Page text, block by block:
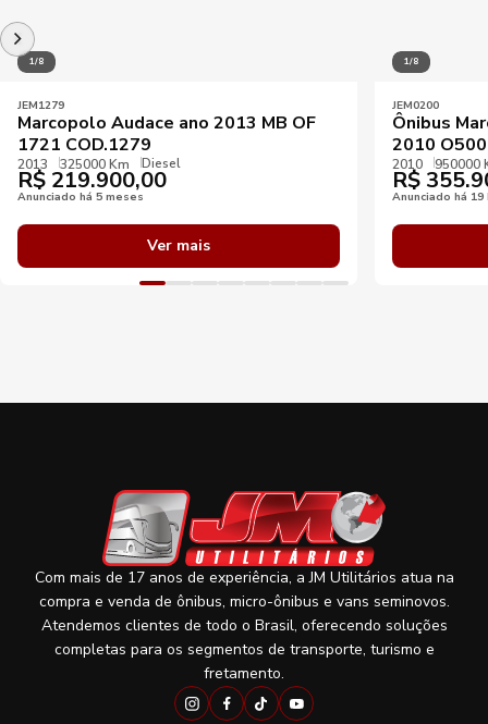
1/8
JEM1279
Marcopolo Audace ano 2013 MB OF
1721 COD.1279
2013 325000 Km Diesel
R$ 219.900,00
Anunciado há 5 meses
Ver mais
1/8
JEM0200
Ônibus
2010
2010 950000
R$
Anunciado há 19
Com mais de 17 anos de experiência, a JM Utilitários atua na
compra e venda de ônibus, micro-ônibus e vans seminovos.
Atendemos clientes de todo o Brasil, oferecendo soluções
completas para os segmentos de transporte, turismo e
fretamento.